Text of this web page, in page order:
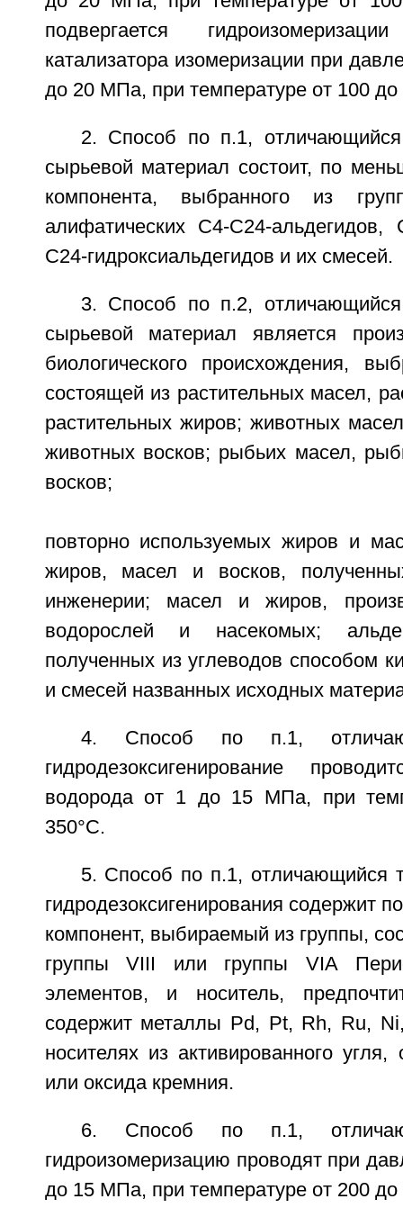
подвергается
катализатора изомеризации при
до 20 МПа, при температуре от 100 до
2. Способ по п.1,
сырьевой материал состоит, по
компонента, выбранного из
алифатических С4-С24-альдегидов,
С24-гидроксиальдегидов и их смесей.
3. Способ по п.2,
сырьевой материал является
биологического происхождения,
состоящей из растительных масел,
растительных жиров; животных
животных восков; рыбьих масел,
восков;
повторно используемых жиров и
жиров, масел и восков,
инженерии; масел и жиров,
водорослей и насекомых;
полученных из углеводов способом
и смесей названных исходных
4. Способ по п.1,
гидродезоксигенирование
водорода от 1 до 15 МПа, при
350°С.
5. Способ по п.1, отличающийся
гидродезоксигенирования содержит
компонент, выбираемый из группы,
группы VIII или группы VIA
элементов, и носитель,
содержит металлы Pd, Pt, Rh, Ru,
носителях из активированного
или оксида кремния.
6. Способ по п.1,
гидроизомеризацию проводят при
до 15 МПа, при температуре от 200 до